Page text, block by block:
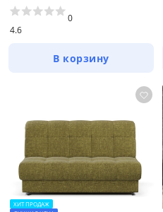
4.6
0
В корзину
ХИТ ПРОДАЖ